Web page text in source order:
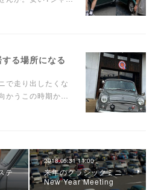
る場所になる
で走り出したくな
かうこの時期か…
テ
2018.05.31 11:00
来年のクラシックミニ
New Year Meeting